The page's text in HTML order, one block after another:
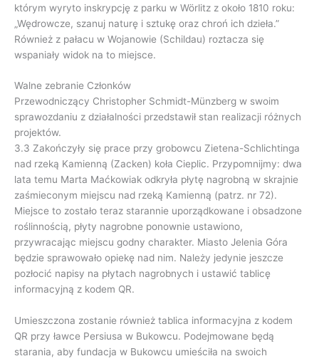
którym wyryto inskrypcję z parku w Wörlitz z około 1810 roku:
„Wędrowcze, szanuj naturę i sztukę oraz chroń ich dzieła.”
Również z pałacu w Wojanowie (Schildau) roztacza się
wspaniały widok na to miejsce.
Walne zebranie Członków
Przewodniczący Christopher Schmidt-Münzberg w swoim
sprawozdaniu z działalności przedstawił stan realizacji różnych
projektów.
3.3 Zakończyły się prace przy grobowcu Zietena-Schlichtinga
nad rzeką Kamienną (Zacken) koła Cieplic. Przypomnijmy: dwa
lata temu Marta Maćkowiak odkryła płytę nagrobną w skrajnie
zaśmieconym miejscu nad rzeką Kamienną (patrz. nr 72).
Miejsce to zostało teraz starannie uporządkowane i obsadzone
roślinnością, płyty nagrobne ponownie ustawiono,
przywracając miejscu godny charakter. Miasto Jelenia Góra
będzie sprawowało opiekę nad nim. Należy jedynie jeszcze
pozłocić napisy na płytach nagrobnych i ustawić tablicę
informacyjną z kodem QR.
Umieszczona zostanie również tablica informacyjna z kodem
QR przy ławce Persiusa w Bukowcu. Podejmowane będą
starania, aby fundacja w Bukowcu umieściła na swoich